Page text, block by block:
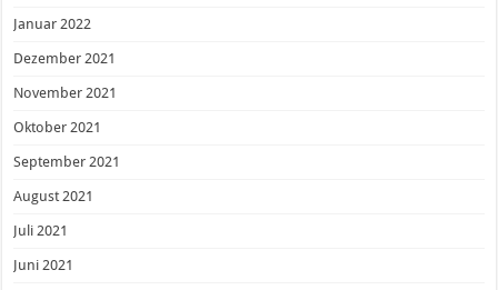
Januar 2022
Dezember 2021
November 2021
Oktober 2021
September 2021
August 2021
Juli 2021
Juni 2021